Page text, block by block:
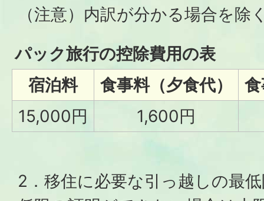
（注意）内訳が分かる場合を除
パック旅行の控除費用の表
宿泊料
食事料（夕食代）
15,000円
1,600円
2．移住に必要な引っ越しの最